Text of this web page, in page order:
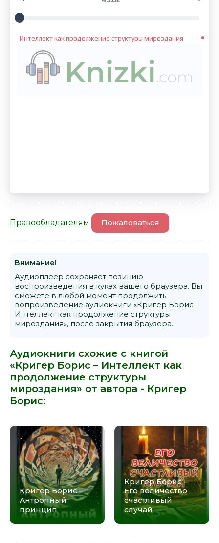
Интеллект как продолжение структуры мироздания
Правообладателям Пожаловаться
Внимание!
Аудиоплеер сохраняет позицию
воспроизведения в куках вашего браузера. Вы
сможете в любой момент продолжить
вопроизведение аудиокниги «Кригер Борис –
Интеллект как продолжение структуры
мироздания», после закрытия браузера.
Аудиокниги схожие с книгой
«Кригер Борис – Интеллект как
продолжение структуры
мироздания» от автора - Кригер
Борис:
Кригер Борис –
Антропный
принцип
Кригер Борис –
Его величество
счастливый
случай